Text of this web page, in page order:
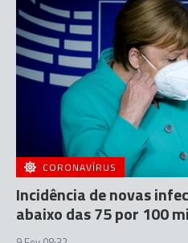
CORONAVÍRUS
Incidência de novas
abaixo das 75 por 100